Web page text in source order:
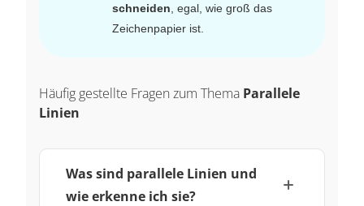
schneiden , egal, wie groß das
Zeichenpapier ist.
Häufig gestellte Fragen zum Thema Parallele
Linien
Was sind parallele Linien und
wie erkenne ich sie?